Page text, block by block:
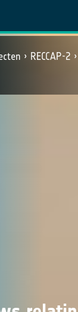
RECCAP-2